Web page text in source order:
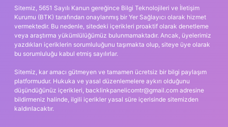
Sitemiz, 5651 Sayılı Kanun gereğince Bilgi Teknolojileri ve İletişim
Kurumu (BTK) tarafından onaylanmış bir Yer Sağlayıcı olarak hizmet
vermektedir. Bu nedenle, sitedeki içerikleri proaktif olarak denetleme
veya araştırma yükümlülüğümüz bulunmamaktadır. Ancak, üyelerimiz
yazdıkları içeriklerin sorumluluğunu taşımakta olup, siteye üye olarak
bu sorumluluğu kabul etmiş sayılırlar.
Sitemiz, kar amacı gütmeyen ve tamamen ücretsiz bir bilgi paylaşım
platformudur. Hukuka ve yasal düzenlemelere aykırı olduğunu
düşündüğünüz içerikleri, backlinkpanelicomtr@gmail.com adresine
bildirmeniz halinde, ilgili içerikler yasal süre içerisinde sitemizden
kaldırılacaktır.